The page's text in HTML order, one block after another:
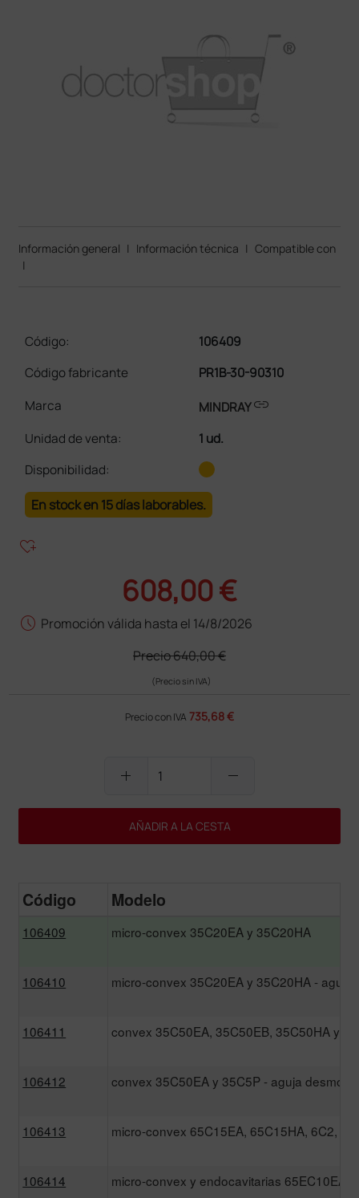
Información general | Información técnica | Compatible con
|
Código:
106409
Código fabricante
PR1B-30-90310
Marca
MINDRAYlink
Unidad de venta:
1 ud.
Disponibilidad:
En stock en 15 días laborables.
heart_plus
608,00 €
schedule Promoción válida hasta el 14/8/2026
Precio640,00 €
(Precio sin IVA)
Precio con IVA 735,68 €
add remove
AÑADIR A LA CESTA
Código Modelo
106409 micro-convex 35C20EA y 35C20HA
106410 micro-convex 35C20EA y 35C20HA - aguja
106411 convex 35C50EA, 35C50EB, 35C50HA y
106412 convex 35C50EA y 35C5P - aguja
106413 micro-convex 65C15EA, 65C15HA, 6C2,
106414 micro-convex y endocavitarias 65EC10EA,